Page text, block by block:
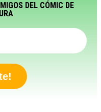
DEL CÓMIC DE